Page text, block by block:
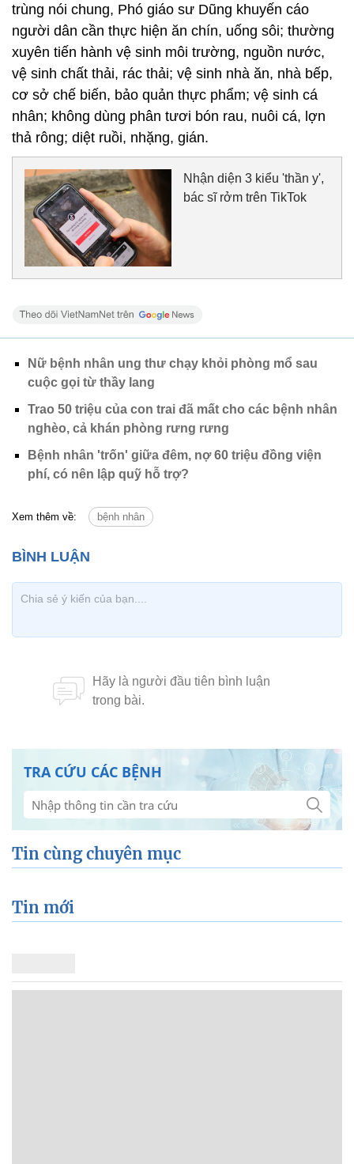
trùng nói chung, Phó giáo sư Dũng khuyến cáo
người dân cần thực hiện ăn chín, uống sôi; thường
xuyên tiến hành vệ sinh môi trường, nguồn nước,
vệ sinh chất thải, rác thải; vệ sinh nhà ăn, nhà bếp,
cơ sở chế biến, bảo quản thực phẩm; vệ sinh cá
nhân; không dùng phân tươi bón rau, nuôi cá, lợn
thả rông; diệt ruồi, nhặng, gián.
Nhận diện 3 kiểu 'thần y',
bác sĩ rởm trên TikTok
Nữ bệnh nhân ung thư chạy khỏi phòng mổ sau
cuộc gọi từ thầy lang
Trao 50 triệu của con trai đã mất cho các bệnh nhân
nghèo, cả khán phòng rưng rưng
Bệnh nhân 'trốn' giữa đêm, nợ 60 triệu đồng viện
phí, có nên lập quỹ hỗ trợ?
Xem thêm về: bệnh nhân
TRA CỨU CÁC BỆNH
Tin cùng chuyên mục
Tin mới